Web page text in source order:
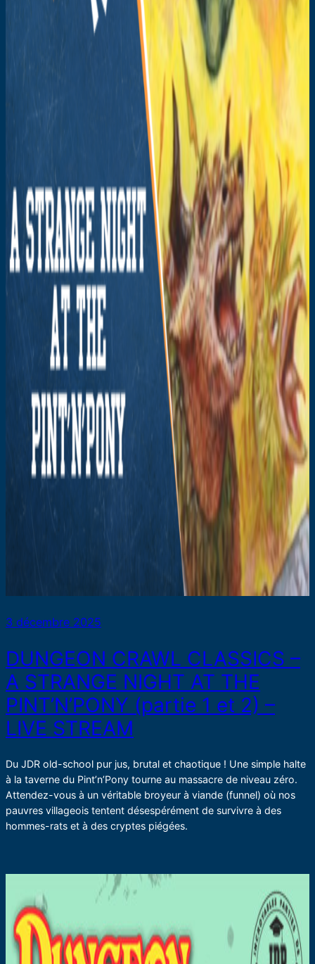
3 décembre 2025
DUNGEON CRAWL CLASSICS –
A STRANGE NIGHT AT THE
PINT’N’PONY (partie 1 et 2) –
LIVE STREAM
Du JDR old-school pur jus, brutal et chaotique ! Une simple halte
à la taverne du Pint’n’Pony tourne au massacre de niveau zéro.
Attendez-vous à un véritable broyeur à viande (funnel) où nos
pauvres villageois tentent désespérément de survivre à des
hommes-rats et à des cryptes piégées.